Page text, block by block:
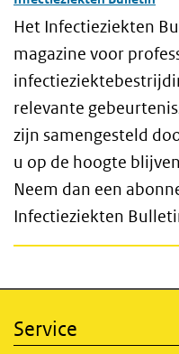
Het Infectieziekten
magazine voor
relevante
zijn samengesteld
u op de hoogte
Neem dan een
Infectieziekten
Service